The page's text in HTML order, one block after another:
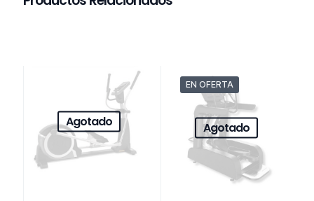
Agotado
EN OFERTA
Agotado